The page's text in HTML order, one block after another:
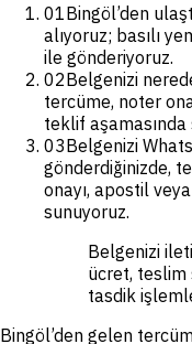
01Bingöl’den
alıyoruz; basılı
ile gönderiyoruz.
02Belgenizi
tercüme, noter
teklif aşamasında
03Belgenizi
gönderdiğinizde,
onayı, apostil
sunuyoruz.
Belgenizi
ücret, teslim
tasdik
Bingöl’den gelen